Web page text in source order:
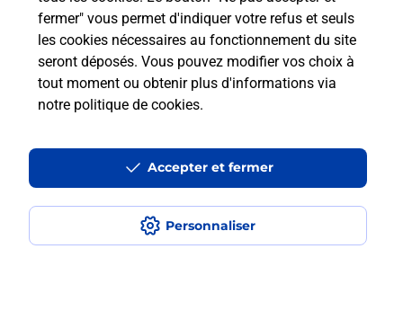
fermer" vous permet d'indiquer votre refus et seuls
les cookies nécessaires au fonctionnement du site
seront déposés. Vous pouvez modifier vos choix à
tout moment ou obtenir plus d'informations via
notre politique de cookies.
Personnaliser
Accepter et fermer
CHATEAUROUX
CHATEAUROUX ST JEAN
Accessibilité : partiellement conforme
Conditions contractuelles
Mentions légales